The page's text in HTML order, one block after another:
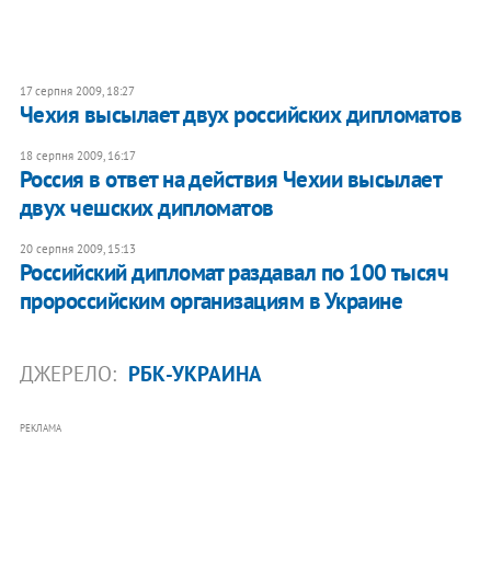
17 серпня 2009, 18:27
Чехия высылает двух российских дипломатов
18 серпня 2009, 16:17
Россия в ответ на действия Чехии высылает
двух чешских дипломатов
20 серпня 2009, 15:13
Российский дипломат раздавал по 100 тысяч
пророссийским организациям в Украине
ДЖЕРЕЛО: РБК-УКРАИНА
РЕКЛАМА